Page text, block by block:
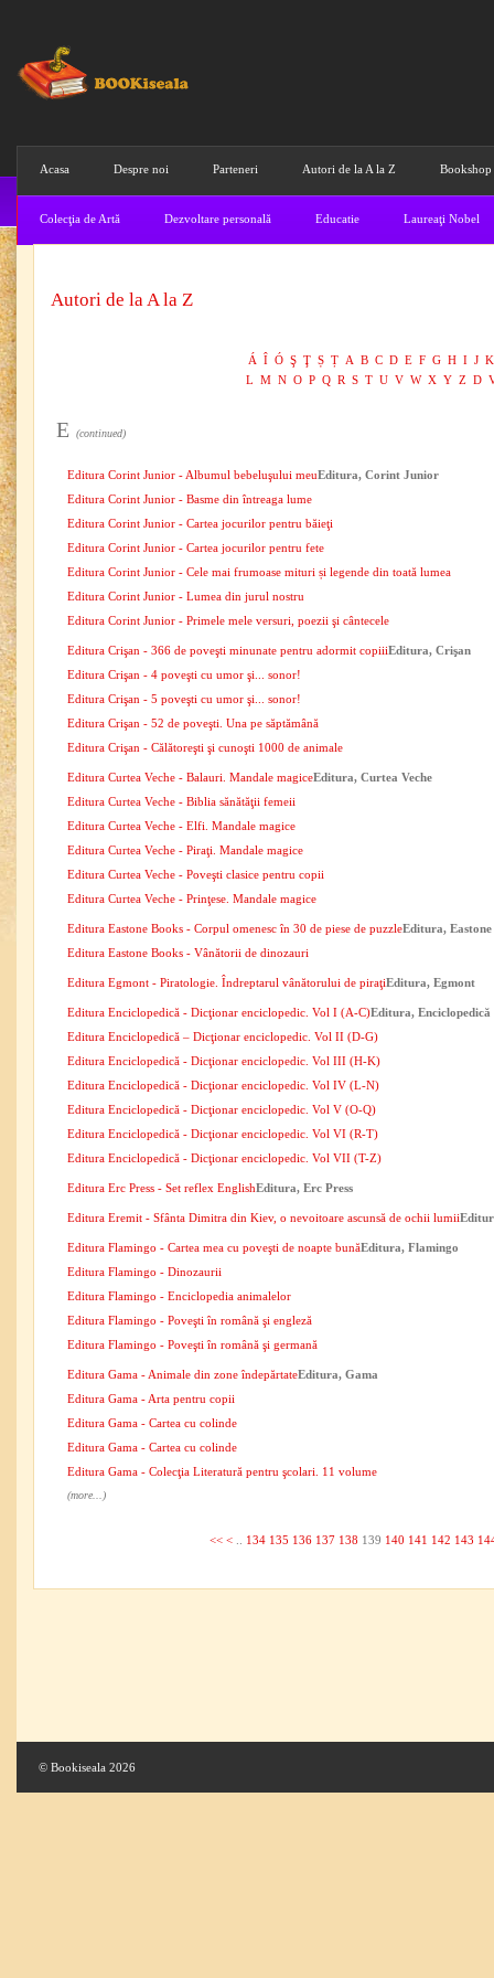
Acasa Despre noi Parteneri Autori de la A la Z Bookshop
Colecţia de Artă Dezvoltare personală Educatie Laureaţi Nobel
Autori de la A la Z
Á Î Ó Ş Ţ Ș Ț A B C D E F G H I J K
L M N O P Q R S T U V W X Y Z D
E (continued)
Editura, Corint Junior
Editura Corint Junior - Albumul bebeluşului meu
Editura Corint Junior - Basme din întreaga lume
Editura Corint Junior - Cartea jocurilor pentru băieţi
Editura Corint Junior - Cartea jocurilor pentru fete
Editura Corint Junior - Cele mai frumoase mituri și legende din toată lumea
Editura Corint Junior - Lumea din jurul nostru
Editura Corint Junior - Primele mele versuri, poezii şi cântecele
Editura, Crişan
Editura Crişan - 366 de poveşti minunate pentru adormit copiii
Editura Crişan - 4 poveşti cu umor şi... sonor!
Editura Crişan - 5 poveşti cu umor şi... sonor!
Editura Crişan - 52 de poveşti. Una pe săptămână
Editura Crişan - Călătoreşti şi cunoşti 1000 de animale
Editura, Curtea Veche
Editura Curtea Veche - Balauri. Mandale magice
Editura Curtea Veche - Biblia sănătăţii femeii
Editura Curtea Veche - Elfi. Mandale magice
Editura Curtea Veche - Piraţi. Mandale magice
Editura Curtea Veche - Poveşti clasice pentru copii
Editura Curtea Veche - Prinţese. Mandale magice
Editura, Eastone
Editura Eastone Books - Corpul omenesc în 30 de piese de puzzle
Editura Eastone Books - Vânătorii de dinozauri
Editura, Egmont
Editura Egmont - Piratologie. Îndreptarul vânătorului de piraţi
Editura, Enciclopedică
Editura Enciclopedică - Dicţionar enciclopedic. Vol I (A-C)
Editura Enciclopedică – Dicţionar enciclopedic. Vol II (D-G)
Editura Enciclopedică - Dicţionar enciclopedic. Vol III (H-K)
Editura Enciclopedică - Dicţionar enciclopedic. Vol IV (L-N)
Editura Enciclopedică - Dicţionar enciclopedic. Vol V (O-Q)
Editura Enciclopedică - Dicţionar enciclopedic. Vol VI (R-T)
Editura Enciclopedică - Dicţionar enciclopedic. Vol VII (T-Z)
Editura, Erc Press
Editura Erc Press - Set reflex English
Editura Eremit - Sfânta Dimitra din Kiev, o nevoitoare ascunsă de ochii lumii
Editura, Flamingo
Editura Flamingo - Cartea mea cu poveşti de noapte bună
Editura Flamingo - Dinozaurii
Editura Flamingo - Enciclopedia animalelor
Editura Flamingo - Poveşti în română şi engleză
Editura Flamingo - Poveşti în română şi germană
Editura, Gama
Editura Gama - Animale din zone îndepărtate
Editura Gama - Arta pentru copii
Editura Gama - Cartea cu colinde
Editura Gama - Cartea cu colinde
Editura Gama - Colecţia Literatură pentru şcolari. 11 volume
(more...)
<< <.. 134 135 136 137 138 139 140 141 142 143
© Bookiseala 2026